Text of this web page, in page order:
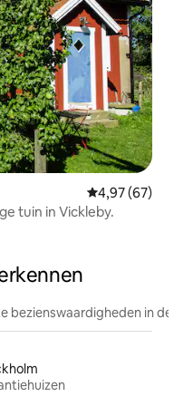
Gemiddelde
4,97 (67)
tuin in Vickleby.
bezienswaardigheden in